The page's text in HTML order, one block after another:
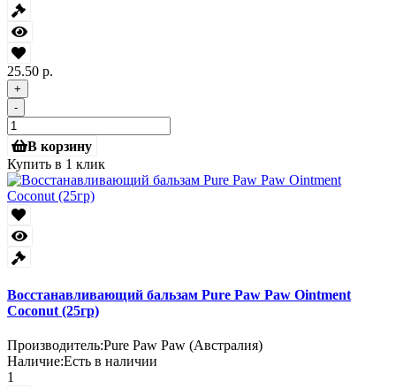
25.50 р.
+
-
В корзину
Купить в 1 клик
Восстанавливающий бальзам Pure Paw Paw Ointment
Coconut (25гр)
Производитель:Pure Paw Paw (Австралия)
Наличие:Есть в наличии
1